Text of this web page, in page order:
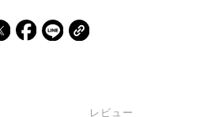
レビュー